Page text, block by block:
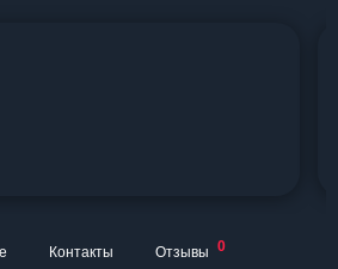
Контакты Отзывы 0